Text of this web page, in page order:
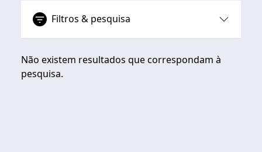
Filtros & pesquisa
Não existem resultados que correspondam à
pesquisa.